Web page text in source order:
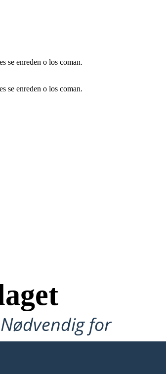
se enreden o los coman.
se enreden o los coman.
for